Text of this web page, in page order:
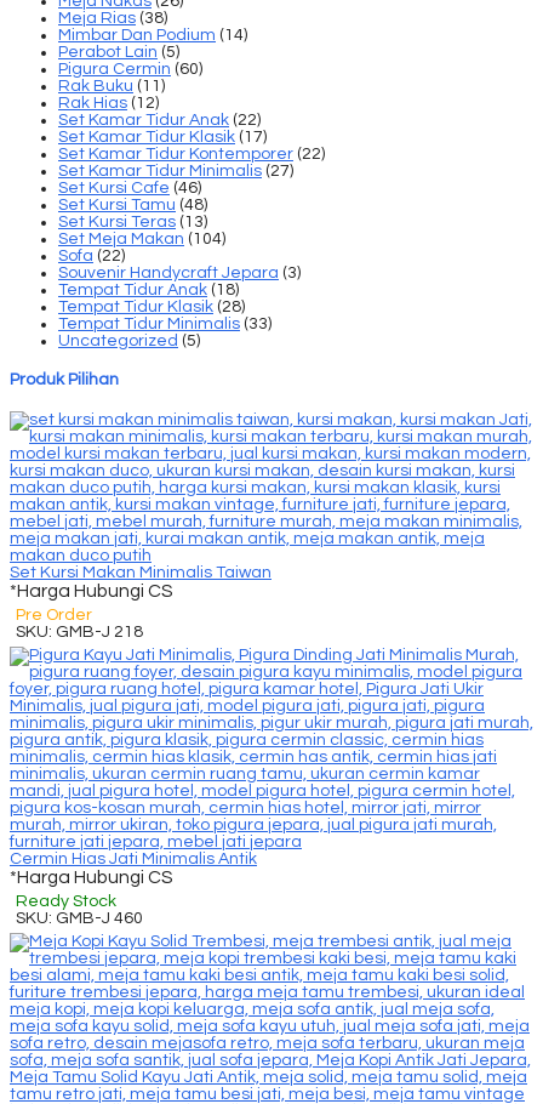
Meja Rias (38)
Mimbar Dan Podium (14)
Perabot Lain (5)
Pigura Cermin (60)
Rak Buku (11)
Rak Hias (12)
Set Kamar Tidur Anak (22)
Set Kamar Tidur Klasik (17)
Set Kamar Tidur Kontemporer (22)
Set Kamar Tidur Minimalis (27)
Set Kursi Cafe (46)
Set Kursi Tamu (48)
Set Kursi Teras (13)
Set Meja Makan (104)
Sofa (22)
Souvenir Handycraft Jepara (3)
Tempat Tidur Anak (18)
Tempat Tidur Klasik (28)
Tempat Tidur Minimalis (33)
Uncategorized (5)
Produk Pilihan
Set Kursi Makan Minimalis Taiwan
*Harga Hubungi CS
Pre Order
SKU: GMB-J 218
Cermin Hias Jati Minimalis Antik
*Harga Hubungi CS
Ready Stock
SKU: GMB-J 460